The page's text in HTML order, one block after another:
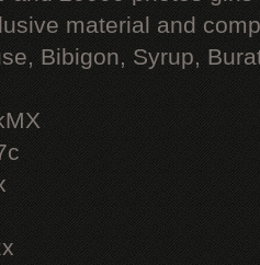
material and
Bibigon, Syrup,